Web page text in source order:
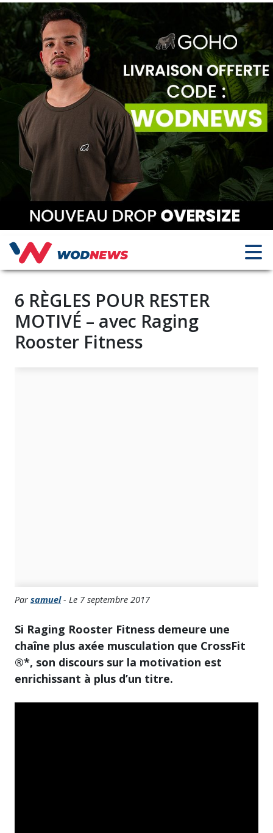
6 RÈGLES POUR RESTER
MOTIVÉ – avec Raging
Rooster Fitness
Par samuel- Le 7 septembre 2017
Si Raging Rooster Fitness demeure une
chaîne plus axée musculation que CrossFit
®*, son discours sur la motivation est
enrichissant à plus d’un titre.